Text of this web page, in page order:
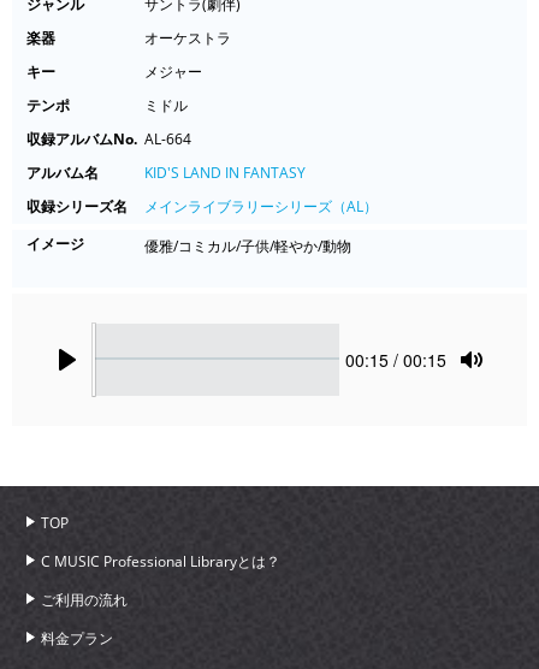
ジャンル
サントラ(劇伴)
楽器
オーケストラ
キー
メジャー
テンポ
ミドル
収録アルバムNo. AL-664
アルバム名
KID'S LAND IN FANTASY
収録シリーズ名
メインライブラリーシリーズ（AL）
イメージ
優雅/コミカル/子供/軽やか/動物
Current
00:15 / 00:15
TOP
C MUSIC Professional Libraryとは？
ご利用の流れ
料金プラン